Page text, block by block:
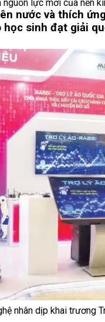
lực mới của nền
nước và thích
học sinh đạt giải
nhân dịp khai trương